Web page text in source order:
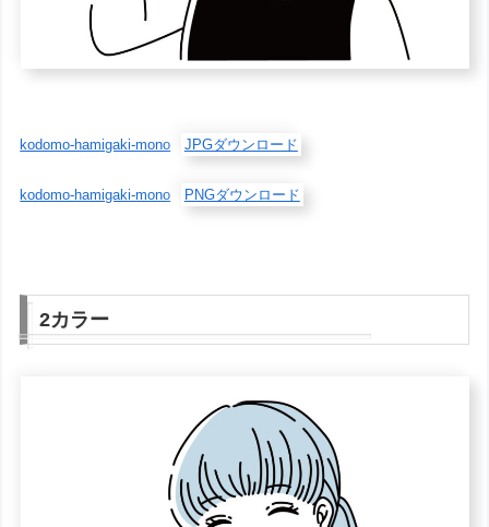
kodomo-hamigaki-mono JPGダウンロード
kodomo-hamigaki-mono PNGダウンロード
2カラー